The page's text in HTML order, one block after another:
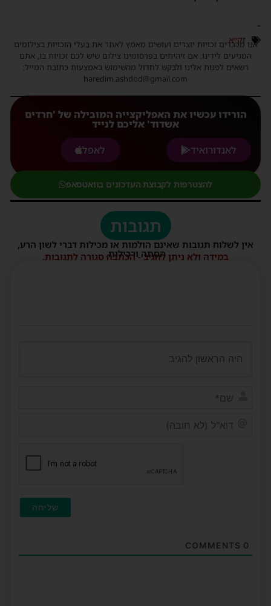
-
זק״א
אנו מכבדים זכויות יוצרים ועושים מאמץ לאתר את בעלי הזכויות בצילומים
המגיעים לידינו. אם זיהיתים בפרסומינו צילום שיש לכם זכויות בו, אתם
רשאים לפנות אלינו ולבקש לחדול מהשימוש באמצעות כתובת המייל:
haredim.ashdod@gmail.com
הורידו עכשיו את האפליקצייה המובילה של 'חרדים
אשדוד' אליכם לנייד
לאנדורואיד
לאפל
להצטרפות לקבוצת העדכונים בוואטסאפ
תגובות
אין לשלוח תגובות שאינם הולמות או מכילות דברי לשון הרע,
הסתה ורכילות.
במידה ולא ניתן להגיב - הכתבה סגורה לתגובות.
0